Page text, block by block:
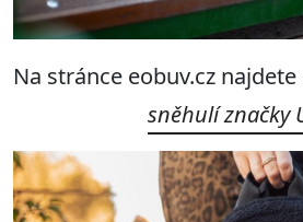
Na stránce eobuv.cz
sněhulí značky